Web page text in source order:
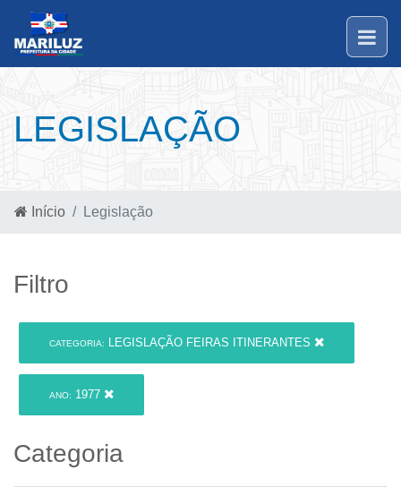
LEGISLAÇÃO
Início Legislação
Filtro
CATEGORIA: LEGISLAÇÃO FEIRAS ITINERANTES
ANO: 1977
Categoria